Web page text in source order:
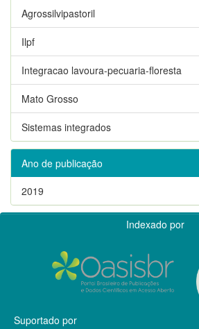
Agrossilvipastoril
Ilpf
Integracao lavoura-pecuaria-floresta
Mato Grosso
Sistemas integrados
Ano de publicação
2019
Indexado por
Suportado por